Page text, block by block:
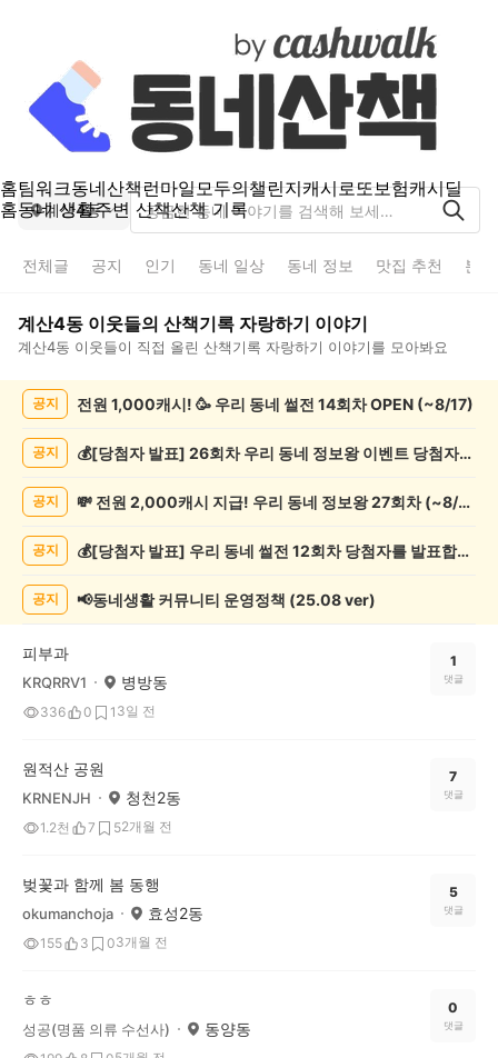
홈팀워크동네산책런마일모두의챌린지캐시로또보험캐시딜
홈동네 생활주변 산책산책 기록
계산4동
전체글 공지 인기 동네 일상 동네 정보 맛집 추천 분
계산4동 이웃들의 산책기록 자랑하기 이야기
계산4동 이웃들이 직접 올린 산책기록 자랑하기 이야기를 모아봐요
기
공지 전원 1,000캐시! 🥳 우리 동네 썰전 14회차 OPEN (~8/17)
공지 💰[당첨자 발표] 26회차 우리 동네 정보왕 이벤트 당첨자를 발표합니다!
공지 💸 전원 2,000캐시 지급! 우리 동네 정보왕 27회차 (~8/10)
공지 💰[당첨자 발표] 우리 동네 썰전 12회차 당첨자를 발표합니다!
공지 📢동네생활 커뮤니티 운영정책 (25.08 ver)
피부과
KRQRRV1 병방동
336 0 1 3일 전
1
댓글
원적산 공원
KRNENJH 청천2동
1.2천 7 52개월 전
7
댓글
벚꽃과 함께 봄 동행
okumanchoja 효성2동
155 3 03개월 전
5
댓글
ㅎㅎ
성공(명품 의류 수선사) 동양동
0
댓글